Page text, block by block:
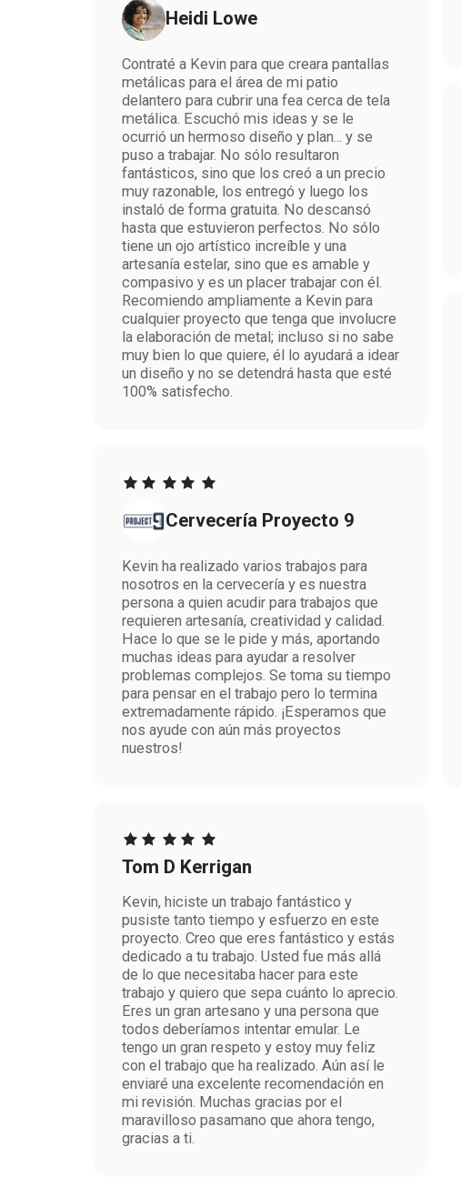
Heidi Lowe
Contraté a Kevin para que creara pantallas
metálicas para el área de mi patio
delantero para cubrir una fea cerca de tela
metálica. Escuchó mis ideas y se le
ocurrió un hermoso diseño y plan... y se
puso a trabajar. No sólo resultaron
fantásticos, sino que los creó a un precio
muy razonable, los entregó y luego los
instaló de forma gratuita. No descansó
hasta que estuvieron perfectos. No sólo
tiene un ojo artístico increíble y una
artesanía estelar, sino que es amable y
compasivo y es un placer trabajar con él.
Recomiendo ampliamente a Kevin para
cualquier proyecto que tenga que involucre
la elaboración de metal; incluso si no sabe
muy bien lo que quiere, él lo ayudará a idear
un diseño y no se detendrá hasta que esté
100% satisfecho.
Cervecería Proyecto 9
Kevin ha realizado varios trabajos para
nosotros en la cervecería y es nuestra
persona a quien acudir para trabajos que
requieren artesanía, creatividad y calidad.
Hace lo que se le pide y más, aportando
muchas ideas para ayudar a resolver
problemas complejos. Se toma su tiempo
para pensar en el trabajo pero lo termina
extremadamente rápido. ¡Esperamos que
nos ayude con aún más proyectos
nuestros!
Tom D Kerrigan
Kevin, hiciste un trabajo fantástico y
pusiste tanto tiempo y esfuerzo en este
proyecto. Creo que eres fantástico y estás
dedicado a tu trabajo. Usted fue más allá
de lo que necesitaba hacer para este
trabajo y quiero que sepa cuánto lo aprecio.
Eres un gran artesano y una persona que
todos deberíamos intentar emular. Le
tengo un gran respeto y estoy muy feliz
con el trabajo que ha realizado. Aún así le
enviaré una excelente recomendación en
mi revisión. Muchas gracias por el
maravilloso pasamano que ahora tengo,
gracias a ti.